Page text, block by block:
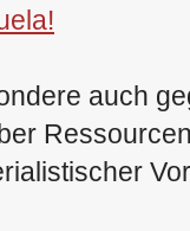
auch